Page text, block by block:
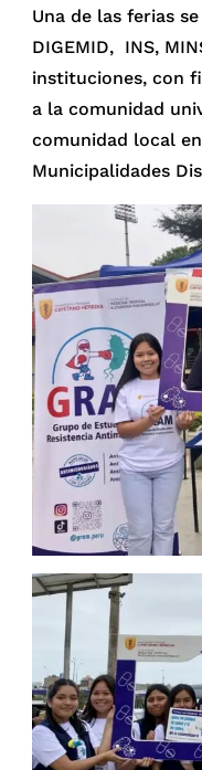
Una de las ferias
DIGEMID, INS,
instituciones, con
a la comunidad
comunidad local
Municipalidades